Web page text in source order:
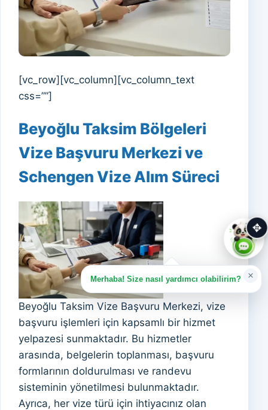
[vc_row][vc_column][vc_column_text
css=””]
Beyoğlu Taksim Bölgeleri
Vize Başvuru Merkezi ve
Schengen Vize Alım Süreci
Beyoğlu Taksim Vize Başvuru Merkezi, vize
başvuru işlemleri için kapsamlı bir hizmet
yelpazesi sunmaktadır. Bu hizmetler
arasında, belgelerin toplanması, başvuru
formlarının doldurulması ve randevu
sisteminin yönetilmesi bulunmaktadır.
Ayrıca, her vize türü için ihtiyacınız olan
Merhaba! Size nasıl yardımcı olabilirim? ×
✥